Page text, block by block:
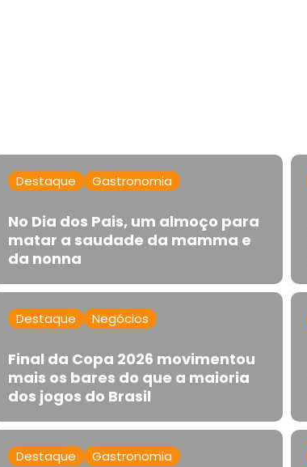
Destaque Gastronomia
No Dia dos Pais, um almoço para
matar a saudade da mamma e
da nonna
Destaque Negócios
Final da Copa 2026 movimentou
mais os bares do que a maioria
dos jogos do Brasil
Destaque Gastronomia